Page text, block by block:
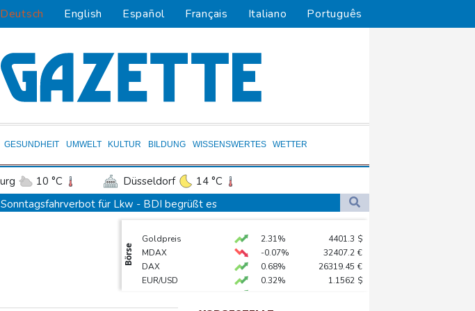
Deutsch English Español Français Italiano Português
GESUNDHEIT UMWELT KULTUR BILDUNG WISSENSWERTES WETTER
10 °C Düsseldorf
14 °C
Leipzig 12 °C Dortmund
Bremen
Wien
23 °C
für Lkw - BDI begrüßt es
und Feiertagsfahrverbot für Lastwagen
von "nationaler Schande"
Stand seit einem Jahrzehnt
Börse
Goldpreis 2.31% 4401.3 $
MDAX
-0.07% 32407.2 €
DAX
0.68% 26319.45 €
EUR/USD
0.32% 1.1562 $
TecDAX
1.67%